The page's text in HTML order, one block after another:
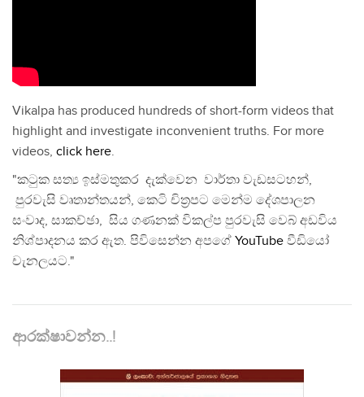
Vikalpa has produced hundreds of short-form videos that
highlight and investigate inconvenient truths. For more
videos, click here.
"කටුක සත්‍ය ඉස්මතුකර දැක්වෙන වාර්තා වැඩසටහන්,
පුරවැසි වෘතාන්තයන්, කෙටි චිත්‍රපට මෙන්ම දේශපාලන
සංවාද, සාකච්ඡා, සිය ගණනක් විකල්ප පුරවැසි වෙබ් අඩවිය
නිශ්පාදනය කර ඇත. පිවිසෙන්න අපගේ YouTube වීඩියෝ
චැනලයට."
ආරක්ෂාවන්න..!